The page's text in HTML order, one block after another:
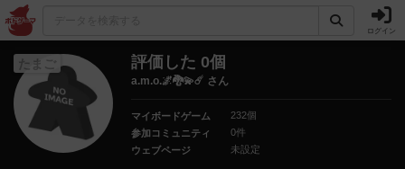
ログイン
たまご 評価した 0個
a.m.o.🌌🐉💫☄️ さん
マイボードゲーム
232個
参加コミュニティ
0件
ウェブページ
未設定